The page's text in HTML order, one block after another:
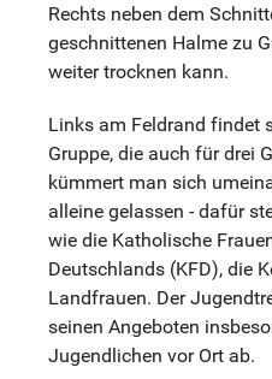
Rechts neben dem
geschnittenen Halme zu
weiter trocknen kann.
Links am Feldrand findet
Gruppe, die auch für drei
kümmert man sich
alleine gelassen - dafür
wie die Katholische
Deutschlands (KFD), die
Landfrauen. Der
seinen Angeboten
Jugendlichen vor Ort ab.